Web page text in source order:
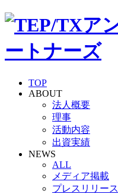
TOP
ABOUT
法人概要
理事
活動内容
出資実績
NEWS
ALL
メディア掲載
プレスリリース